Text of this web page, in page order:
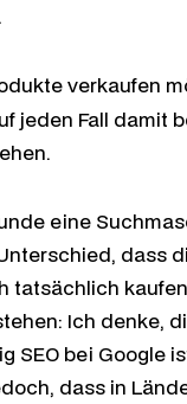
verkaufen
jeden Fall damit
eine
dass
tatsächlich
Ich denke,
SEO bei Google
dass in